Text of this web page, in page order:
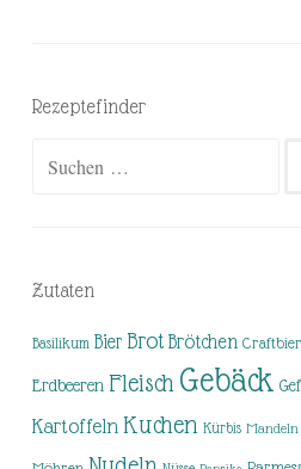
Rezeptefinder
Zutaten
Basilikum Bier Brot Brötchen Craftbier
Erdbeeren Fleisch Gebäck
Kartoffeln Kuchen Kürbis Mandeln